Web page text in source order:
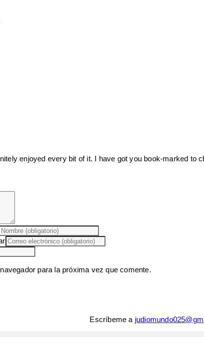
enjoyed every bit of it. I have got you book-marked to
para la próxima vez que comente.
Escríbeme a